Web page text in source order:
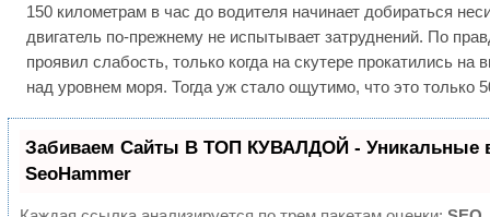
150 километрам в час до водителя начинает добираться
двигатель по-прежнему не испытывает затруднений. По
проявил слабость, только когда на скутере прокатились
над уровнем моря. Тогда уж стало ощутимо, что это только
Забиваем Сайты В ТОП КУВАЛДОЙ - Уникальные
SeoHammer